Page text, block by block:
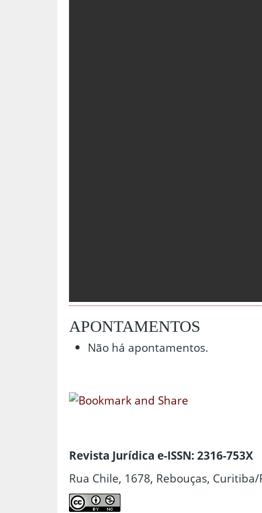
APONTAMENTOS
Não há apontamentos.
Revista Jurídica e-ISSN: 2316-753X
Rua Chile, 1678, Rebouças, Curitiba/